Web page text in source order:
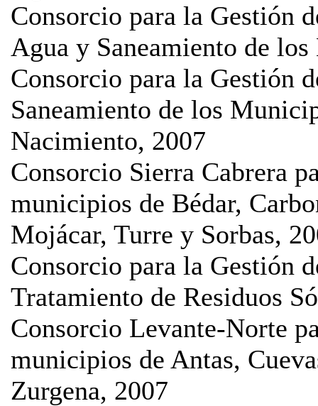
Consorcio para la Gestión
Agua y Saneamiento de
Consorcio para la Gestión
Saneamiento de los
Nacimiento, 2007
Consorcio Sierra Cabrera
municipios de Bédar,
Mojácar, Turre y Sorbas,
Consorcio para la Gestión
Tratamiento de Residuos
Consorcio Levante-Norte
municipios de Antas,
Zurgena, 2007